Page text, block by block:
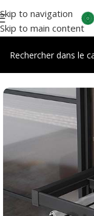
Skip to navigation
Skip to main content